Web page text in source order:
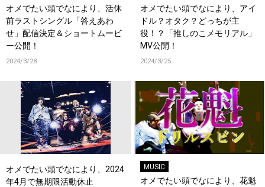
オメでたい頭でなにより、活休
前ラストシングル「答えあわ
せ」配信決定＆ショートムービ
ー公開！
2024/3/28
オメでたい頭でなにより、アイ
ドル？オタク？どっちが主
役！？「推しのこメモリアル」
MV公開！
2024/3/25
オメでたい頭でなにより、2024
年4月で無期限活動休止
MUSIC
オメでたい頭でなにより、花魁